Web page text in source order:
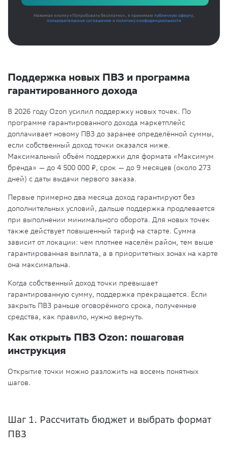
Нажимая кнопку «Попробовать бесплатно», я принимаю публичную оферту,
пользовательское соглашение и политику конфиденциальности
Поддержка новых ПВЗ и программа
гарантированного дохода
В 2026 году Ozon усилил поддержку новых точек. По
программе гарантированного дохода маркетплейс
доплачивает новому ПВЗ до заранее определённой суммы,
если собственный доход точки оказался ниже.
Максимальный объём поддержки для формата «Максимум
бренда» — до 4 500 000 ₽, срок — до 9 месяцев (около 273
дней) с даты выдачи первого заказа.
Первые примерно два месяца доход гарантируют без
дополнительных условий, дальше поддержка продлевается
при выполнении минимального оборота. Для новых точек
также действует повышенный тариф на старте. Сумма
зависит от локации: чем плотнее населён район, тем выше
гарантированная выплата, а в приоритетных зонах на карте
она максимальна.
Когда собственный доход точки превышает
гарантированную сумму, поддержка прекращается. Если
закрыть ПВЗ раньше оговорённого срока, полученные
средства, как правило, нужно вернуть.
Как открыть ПВЗ Ozon: пошаговая
инструкция
Открытие точки можно разложить на восемь понятных
шагов.
Шаг 1. Рассчитать бюджет и выбрать формат
ПВЗ